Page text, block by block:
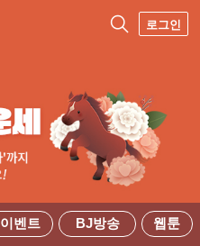
로그인
이벤트 BJ방송 웹툰